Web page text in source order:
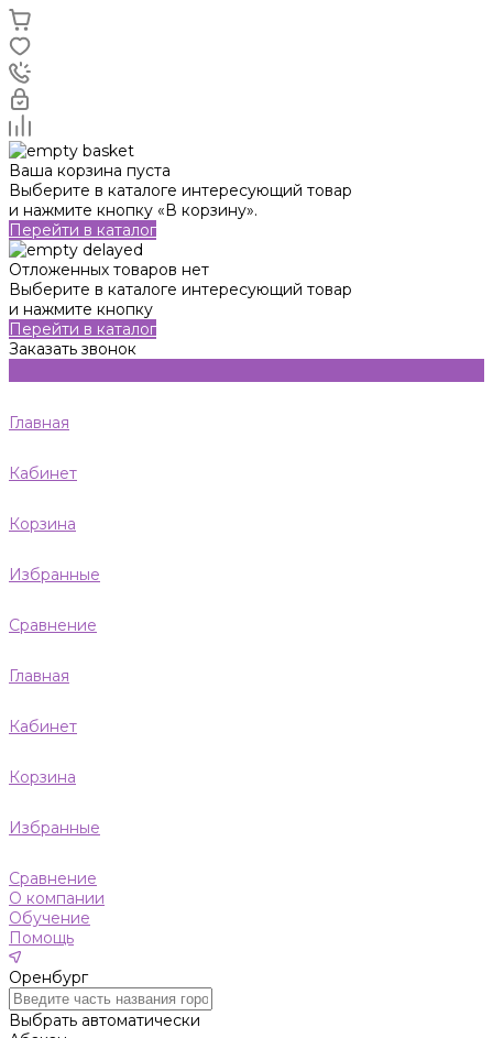
Ваша корзина пуста
Выберите в каталоге интересующий товар
и нажмите кнопку «В корзину».
Перейти в каталог
Отложенных товаров нет
Выберите в каталоге интересующий товар
и нажмите кнопку
Перейти в каталог
Заказать звонок
Главная
Кабинет
Корзина
Избранные
Сравнение
Главная
Кабинет
Корзина
Избранные
Сравнение
О компании
Обучение
Помощь
Оренбург
Выбрать автоматически